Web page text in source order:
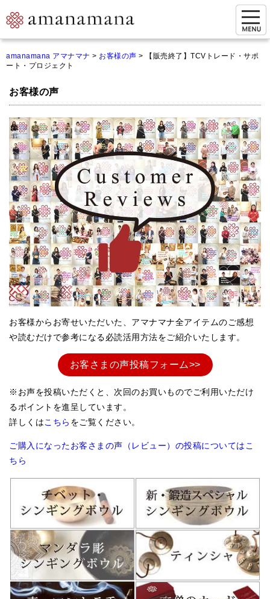
ご来店予約（実店舗）
ご来店&購入
オンライン相談&購入
シンギングボウル講座
倍音呼吸法レッスン
オンラインショップ
カートを見る
商品一覧
アマナマナのシンギングボウル
●新・鍛造スペシャル
マンダラ彫（黒・渋金）
人気の3点セット
お得なアマナマナ・セット
スティック・マレット・リング（台座）
アマナマナのティンシャ
プレミアム・ティンシャ（L・M）
●ベーシック・ティンシャ（4種）
ティンシャケース
チベット・真マントラ香
amanamana アマナマナ > お客様の声 >
【販売終了】TCVトレード・サポ
ート・プロジェクト
お客様の声
お客様からお寄せいただいた、アマナマナ全アイテムのご感想
や読むだけで参考になる必読活用方法をご紹介いたします。
お客さまの声投稿フォーム>>
※お声を投稿いただくと、次回のお買いものでご利用いただけ
るポイントを進呈しています。
詳しくはこちら をご覧ください。
ご購入になったお客さまの声（レビュー）の投稿についてはこ
ちら